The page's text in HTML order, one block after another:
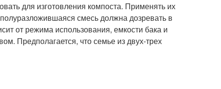
для изготовления компоста. Применять их
смесь должна дозревать в
от режима использования, емкости бака и
Предполагается, что семье из двух-трех